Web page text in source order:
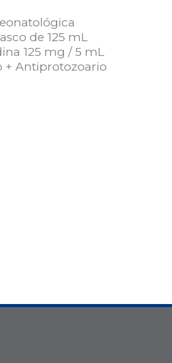
de 125 mL
125 mg / 5 mL
+ Antiprotozoario